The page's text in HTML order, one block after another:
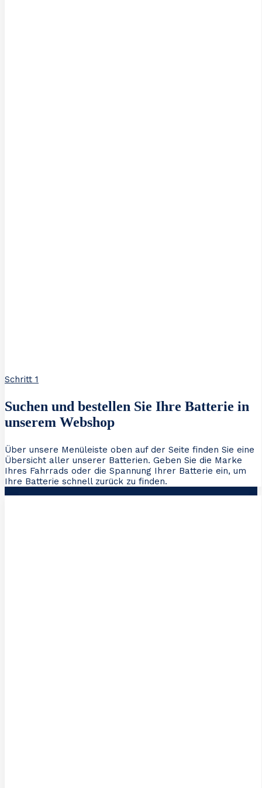
Schritt 1
Suchen und bestellen Sie Ihre Batterie in
unserem Webshop
Über unsere Menüleiste oben auf der Seite finden Sie eine
Übersicht aller unserer Batterien. Geben Sie die Marke
Ihres Fahrrads oder die Spannung Ihrer Batterie ein, um
Ihre Batterie schnell zurück zu finden.